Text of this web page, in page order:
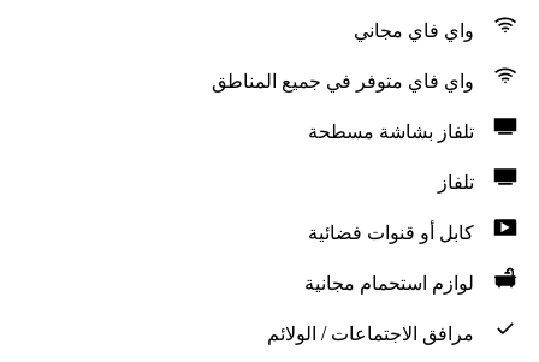
واي فاي مجاني
واي فاي متوفر في جميع المناطق
تلفاز بشاشة مسطحة
تلفاز
كابل أو قنوات فضائية
لوازم استحمام مجانية
مرافق الاجتماعات / الولائم